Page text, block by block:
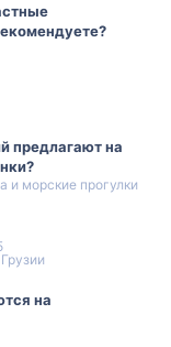
предлагают на
и морские прогулки
на